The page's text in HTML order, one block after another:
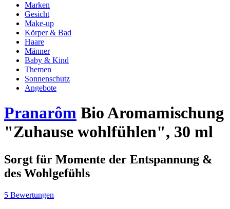
Marken
Gesicht
Make-up
Körper & Bad
Haare
Männer
Baby & Kind
Themen
Sonnenschutz
Angebote
Pranarôm Bio Aromamischung
"Zuhause wohlfühlen", 30 ml
Sorgt für Momente der Entspannung &
des Wohlgefühls
5 Bewertungen